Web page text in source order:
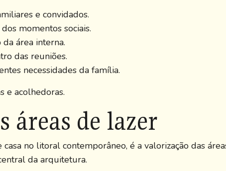
e convidados.
momentos sociais.
área interna.
das reuniões.
necessidades da família.
e acolhedoras.
áreas de lazer
no litoral contemporâneo, é a valorização das
da arquitetura.